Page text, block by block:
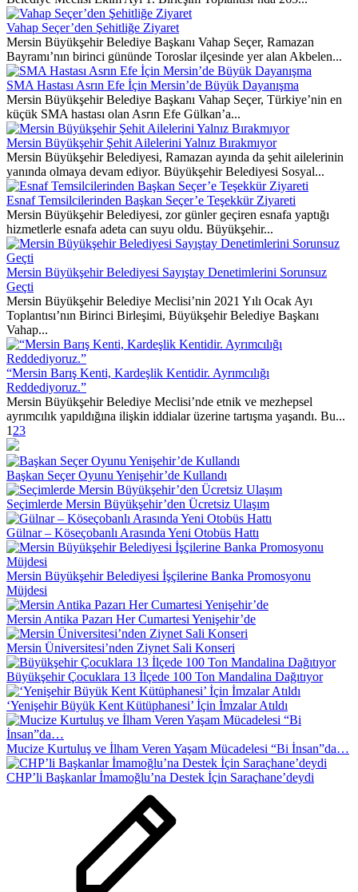
Vahap Seçer’den Şehitliğe Ziyaret
Mersin Büyükşehir Belediye Başkanı Vahap Seçer, Ramazan
Bayramı’nın birinci gününde Toroslar ilçesinde yer alan Akbelen...
SMA Hastası Asrın Efe İçin Mersin’de Büyük Dayanışma
Mersin Büyükşehir Belediye Başkanı Vahap Seçer, Türkiye’nin en
küçük SMA hastası olan Asrın Efe Gülkan’a...
Mersin Büyükşehir Şehit Ailelerini Yalnız Bırakmıyor
Mersin Büyükşehir Belediyesi, Ramazan ayında da şehit ailelerinin
yanında olmaya devam ediyor. Büyükşehir Belediyesi Sosyal...
Esnaf Temsilcilerinden Başkan Seçer’e Teşekkür Ziyareti
Mersin Büyükşehir Belediyesi, zor günler geçiren esnafa yaptığı
hizmetlerle esnafa adeta can suyu oldu. Büyükşehir...
Mersin Büyükşehir Belediyesi Sayıştay Denetimlerini Sorunsuz
Geçti
Mersin Büyükşehir Belediye Meclisi’nin 2021 Yılı Ocak Ayı
Toplantısı’nın Birinci Birleşimi, Büyükşehir Belediye Başkanı
Vahap...
“Mersin Barış Kenti, Kardeşlik Kentidir. Ayrımcılığı
Reddediyoruz.”
Mersin Büyükşehir Belediye Meclisi’nde etnik ve mezhepsel
ayrımcılık yapıldığına ilişkin iddialar üzerine tartışma yaşandı. Bu...
1 23
Başkan Seçer Oyunu Yenişehir’de Kullandı
Seçimlerde Mersin Büyükşehir’den Ücretsiz Ulaşım
Gülnar – Köseçobanlı Arasında Yeni Otobüs Hattı
Mersin Büyükşehir Belediyesi İşçilerine Banka Promosyonu
Müjdesi
Mersin Antika Pazarı Her Cumartesi Yenişehir’de
Mersin Üniversitesi’nden Ziynet Sali Konseri
Büyükşehir Çocuklara 13 İlçede 100 Ton Mandalina Dağıtıyor
‘Yenişehir Büyük Kent Kütüphanesi’ İçin İmzalar Atıldı
Mucize Kurtuluş ve İlham Veren Yaşam Mücadelesi “Bi İnsan”da…
CHP’li Başkanlar İmamoğlu’na Destek İçin Saraçhane’deydi